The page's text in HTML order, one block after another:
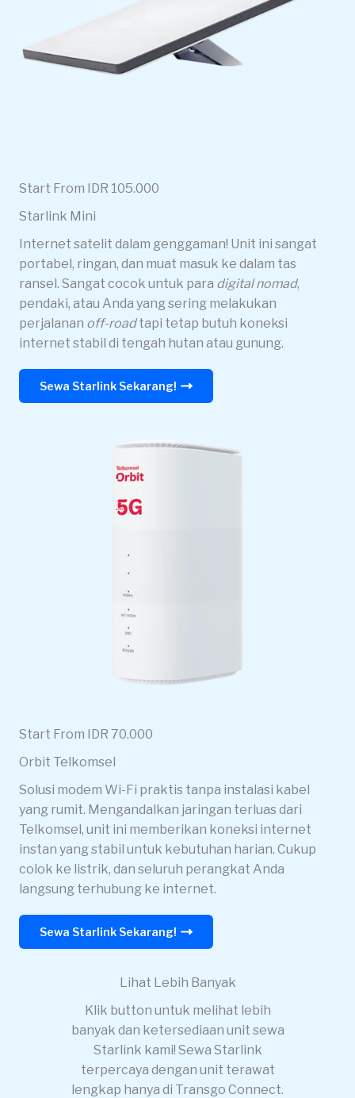
Start From IDR 105.000
Starlink Mini
Internet satelit dalam genggaman! Unit ini sangat
portabel, ringan, dan muat masuk ke dalam tas
ransel. Sangat cocok untuk para digital nomad,
pendaki, atau Anda yang sering melakukan
perjalanan off-roadtapi tetap butuh koneksi
internet stabil di tengah hutan atau gunung.
Sewa Starlink Sekarang!
Start From IDR 70.000
Orbit Telkomsel
Solusi modem Wi-Fi praktis tanpa instalasi kabel
yang rumit. Mengandalkan jaringan terluas dari
Telkomsel, unit ini memberikan koneksi internet
instan yang stabil untuk kebutuhan harian. Cukup
colok ke listrik, dan seluruh perangkat Anda
langsung terhubung ke internet.
Sewa Starlink Sekarang!
Lihat Lebih Banyak
Klik button untuk melihat lebih
banyak dan ketersediaan unit sewa
Starlink kami! Sewa Starlink
terpercaya dengan unit terawat
lengkap hanya di Transgo Connect.